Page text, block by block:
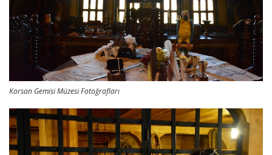
Korsan Gemisi Müzesi Fotoğrafları